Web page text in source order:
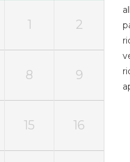
1 2
8 9
15 16